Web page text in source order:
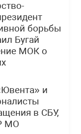
борьбы
Бугай
МОК о
и
в СБУ,
МО